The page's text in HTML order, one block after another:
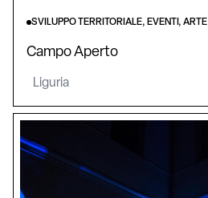
SVILUPPO TERRITORIALE, EVENTI, ARTE
Campo Aperto
Liguria